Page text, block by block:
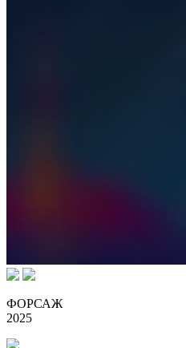
ФОРСАЖ
2025